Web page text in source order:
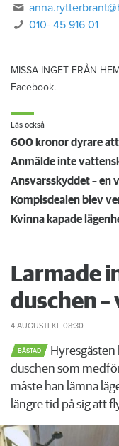
010- 45 916 01
MISSA INGET FRÅN
Facebook.
Läs också
600 kronor dyrare
Ansvarsskyddet – en
Larmade
duschen
4 AUGUSTI KL 08:30
BÅSTAD
duschen som
måste han lämna
längre tid på sig att